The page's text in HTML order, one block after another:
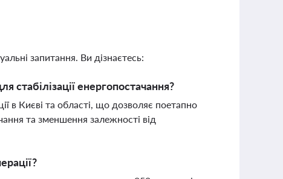
запитання. Ви дізнаєтесь:
стабілізації енергопостачання?
в Києві та області, що дозволяє поетапно
та зменшення залежності від